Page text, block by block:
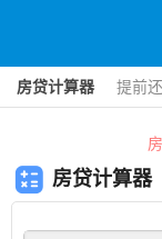
房贷计算器 提前
房贷计算器